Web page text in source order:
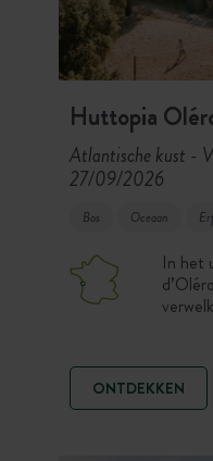
Huttopia
Atlantische kust -
27/09/2026
Bos Oceaan
In het
een
ONTDEKKEN